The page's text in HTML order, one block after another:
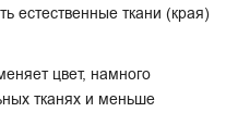
естественные ткани (края)
цвет, намного
тканях и меньше